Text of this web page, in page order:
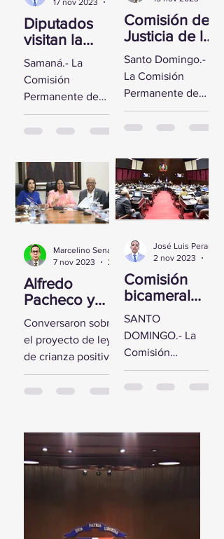
Diputados
visitan la
Fortaleza de
Santa
Bárbara de
Samaná
Samaná.- La
Comisión
Permanente de
Derechos
Humanos de la
Diputados visitó la
Fortaleza de Santa
Bárbara de
Samaná, a fin de...
Comisión de
Justicia de la
CD se reúne
con Yeni
Berenice
Reynoso
Santo Domingo.-
La Comisión
Permanente de
Justicia de la
Cámara de
un encuentro con
la Directora de
Persecución del...
Alfredo
Pacheco y
comisión de
diputados
reciben a la
Primera
Dama
Conversaron sobre
el proyecto de ley
de crianza positiva
SANTO
DOMINGO.- El
Diputados, Alfredo
Pacheco, junto...
Marcelino Sena
7 nov 2023
Comisión
bicameral
inicia hoy el
estudio del
Presupuesto
General del
Estado 2024
SANTO
DOMINGO.- La
Comisión
Bicameral Especial
iniciará hoy los
proyecto de ley
del Presupuesto
General...
José Luis Peralta
2 nov 2023